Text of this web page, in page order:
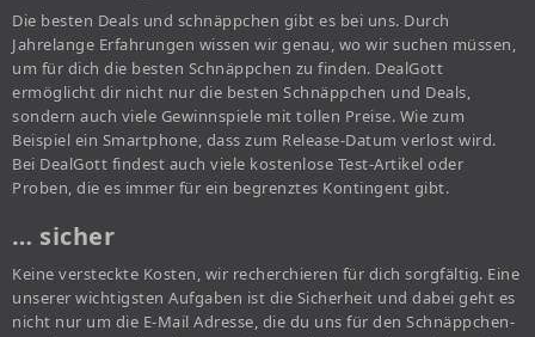
Die besten Deals und schnäppchen gibt es bei uns. Durch
Jahrelange Erfahrungen wissen wir genau, wo wir suchen müssen,
um für dich die besten Schnäppchen zu finden. DealGott
ermöglicht dir nicht nur die besten Schnäppchen und Deals,
sondern auch viele Gewinnspiele mit tollen Preise. Wie zum
Beispiel ein Smartphone, dass zum Release-Datum verlost wird.
Bei DealGott findest auch viele kostenlose Test-Artikel oder
Proben, die es immer für ein begrenztes Kontingent gibt.
… sicher
Keine versteckte Kosten, wir recherchieren für dich sorgfältig. Eine
unserer wichtigsten Aufgaben ist die Sicherheit und dabei geht es
nicht nur um die E-Mail Adresse, die du uns für den Schnäppchen-